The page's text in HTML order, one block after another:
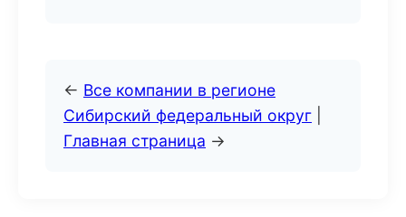
← Все компании в регионе
Сибирский федеральный округ
Главная страница →